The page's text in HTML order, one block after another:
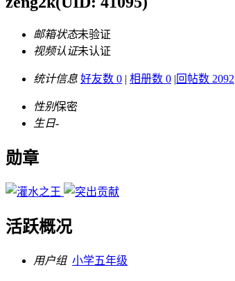
邮箱状态未验证
视频认证未认证
统计信息 好友数 0 | 相册数 0 |回帖数 2092
性别保密
生日-
勋章
活跃概况
用户组 小学五年级